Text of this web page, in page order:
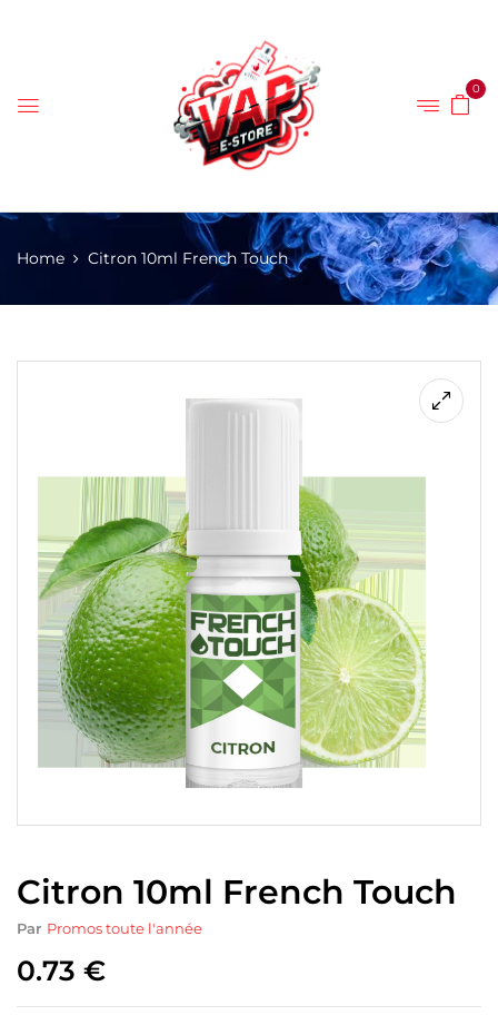
0
Home Citron 10ml French Touch
Citron 10ml French Touch
Par Promos toute l'année
0.73 €